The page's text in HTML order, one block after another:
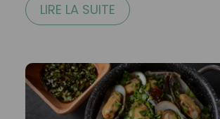
LIRE LA SUITE